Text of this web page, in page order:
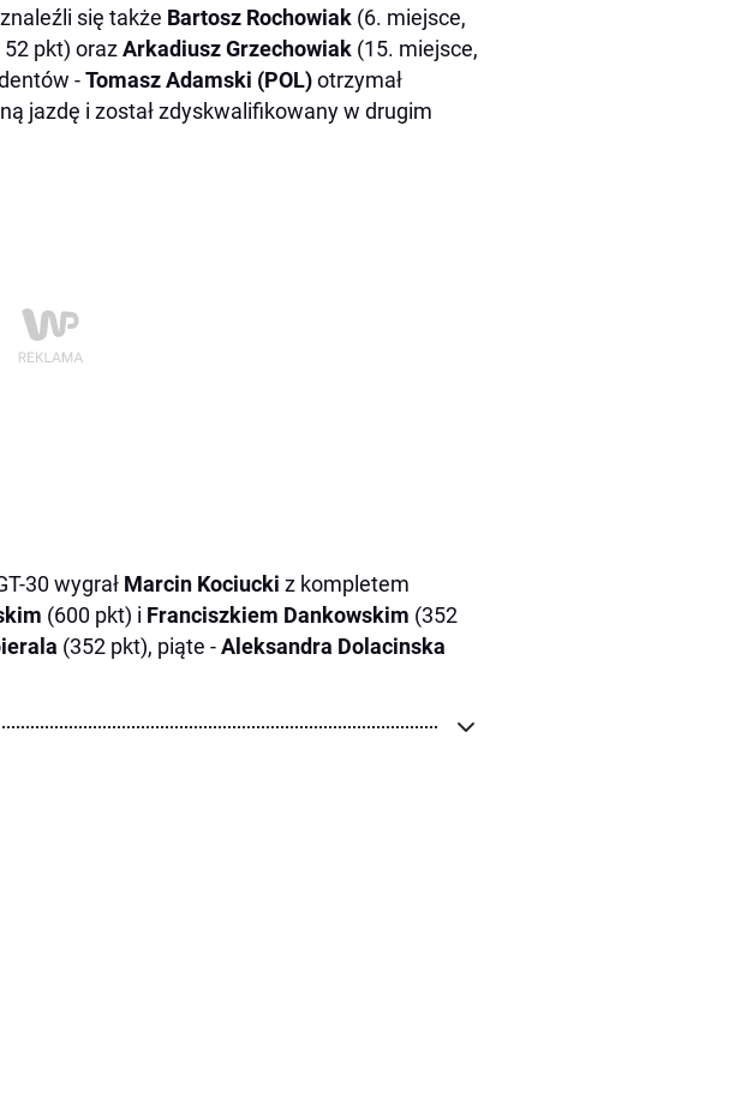
się także Bartosz Rochowiak (6. miejsce,
pkt) orazArkadiusz Grzechowiak (15. miejsce,
-Tomasz Adamski (POL)otrzymał
jazdę i został zdyskwalifikowany w drugim
30 wygrał Marcin Kociucki z kompletem
(600 pkt) i Franciszkiem Dankowskim (352
(352 pkt), piąte -Aleksandra Dolacinska